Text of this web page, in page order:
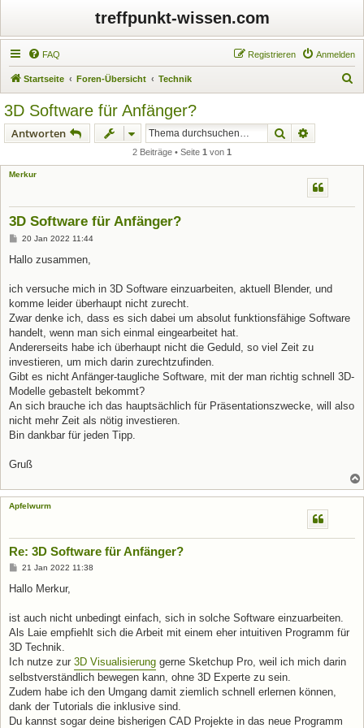
treffpunkt-wissen.com
FAQ Anmelden
Registrieren
Startseite Foren-Übersicht Technik
3D Software für Anfänger?
Antworten Suche
2 Beiträge • Seite 1 von 1
Merkur
3D Software für Anfänger?
B
i
a
20 Jan 2022 11:44
Hallo zusammen,
ich versuche mich in 3D Software einzuarbeiten, aktuell Blender, und
komme leider überhaupt nicht zurecht.
Zwar denke ich, dass es sich dabei um absolut funktionsfähige Software
handelt, wenn man sich einmal eingearbeitet hat.
Andererseits habe ich überhaupt nicht die Geduld, so viel Zeit zu
investieren, um mich darin zurechtzufinden.
Gibt es nicht Anfänger-taugliche Software, mit der man richtig schnell 3D-
Modelle gebastelt bekommt?
An sich brauche ich das hauptsächlich für Präsentationszwecke, will also
nicht mehr Zeit als nötig investieren.
Bin dankbar für jeden Tipp.
Gruß
Apfelwurm
Re: 3D Software für Anfänger?
B
i
a
21 Jan 2022 11:38
Hallo Merkur,
ist auch nicht unbedingt einfach, sich in solche Software einzuarbeiten.
Als Laie empfiehlt sich die Arbeit mit einem eher intuitiven Programm für
3D Technik.
Ich nutze zur 3D Visualisierung gerne Sketchup Pro, weil ich mich darin
selbstverständlich bewegen kann, ohne 3D Experte zu sein.
Zudem habe ich den Umgang damit ziemlich schnell erlernen können,
dank der Tutorials die inklusive sind.
Du kannst sogar deine bisherigen CAD Projekte in das neue Programm